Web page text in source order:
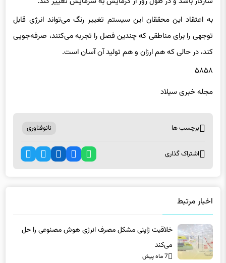
به اعتقاد این محققان این سیستم تغییر رنگ می‌تواند انرژی قابل
توجهی را برای مناطقی که چندین فصل را تجربه می‌کنند، صرفه‌جویی
کند، در حالی که هم ارزان و هم تولید آن آسان است.
۵۸۵۸
مجله خبری سیلاد
برچسب ها نانوفناوری
اشتراک گذاری
اخبار مرتبط
خلاقیت ژاپنی مشکل مصرف انرژی هوش مصنوعی را حل
می‌کند
7 ماه پیش